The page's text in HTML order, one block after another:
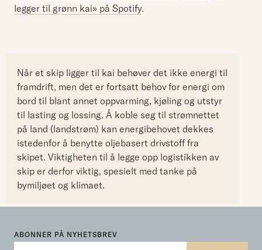
legger til grønn kai» på Spotify.
Når et skip ligger til kai behøver det ikke energi til
framdrift, men det er fortsatt behov for energi om
bord til blant annet oppvarming, kjøling og utstyr
til lasting og lossing. Å koble seg til strømnettet
på land (landstrøm) kan energibehovet dekkes
istedenfor å benytte oljebasert drivstoff fra
skipet. Viktigheten til å legge opp logistikken av
skip er derfor viktig, spesielt med tanke på
bymiljøet og klimaet.
ABONNER PÅ NYHETSBREV